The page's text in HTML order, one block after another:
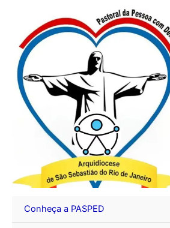
conteúdo
Conheça a PASPED